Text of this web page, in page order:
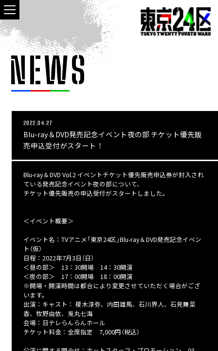
NEWS
2022.04.27
Blu-ray＆DVD発売記念イベント夜の部 チケット優先販
売申込受付がスタート！
Blu-ray＆DVD Vol.2 イベントチケット優先販売申込券が封入され
ている発売記念イベント夜の部について、
チケット優先販売の申込受付がスタートしました。
＜イベント概要＞
イベント名：TVアニメ「東京24区」Blu-ray＆DVD発売記念イベン
ト（仮）
日程：2022年7月3日（日）
＜昼の部＞ 13：30開場 14：30開演
＜夜の部＞ 17：00開場 18：00開演
※開場・開演時間は都合により変更させていただく場合がござ
います。
出演：キャスト： 榎木淳弥、内田雄馬、石川界人、石見舞菜
香、牧野由依、兎丸七海
会場：日テレらんらんホール
チケット料金：全席指定 7,000円（税込）